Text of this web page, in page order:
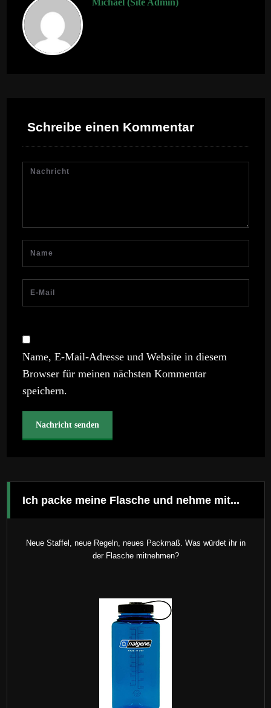
Schreibe einen Kommentar
Name, E-Mail-Adresse und Website in diesem
Browser für meinen nächsten Kommentar
speichern.
Ich packe meine Flasche und nehme mit...
Neue Staffel, neue Regeln, neues Packmaß. Was würdet ihr in
der Flasche mitnehmen?